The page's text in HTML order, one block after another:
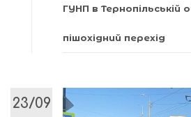
ГУНП в Тернопільській
пішохідний перехід
23/09